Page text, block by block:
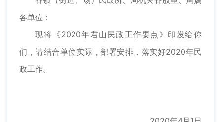
各单位：
现将《2020年君山民政工作要点》印发给你
们，请结合单位实际，部署安排，落实好2020年民
政工作。